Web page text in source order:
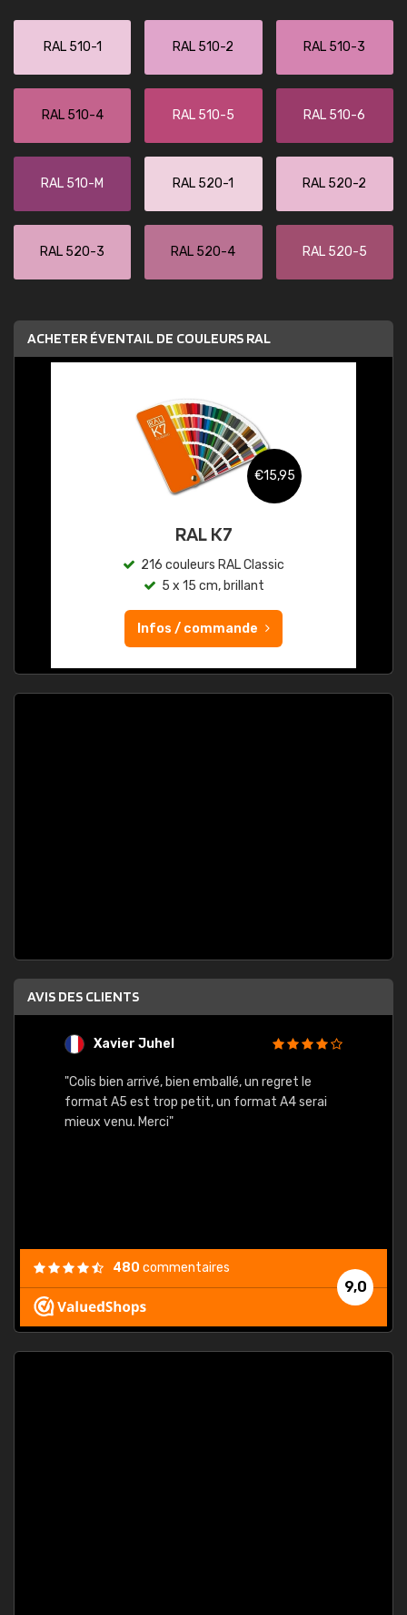
RAL 510-1 RAL 510-2 RAL 510-3
RAL 510-4 RAL 510-5 RAL 510-6
RAL 510-M RAL 520-1 RAL 520-2
RAL 520-3 RAL 520-4 RAL 520-5
ACHETER ÉVENTAIL DE COULEURS RAL
€15,95
RAL K7
216 couleurs RAL Classic
5 x 15 cm, brillant
Infos / commande
AVIS DES CLIENTS
Xavier Juhel
"Colis bien arrivé, bien emballé, un regret le
format A5 est trop petit, un format A4 serai
mieux venu. Merci"
9,0
480 commentaires